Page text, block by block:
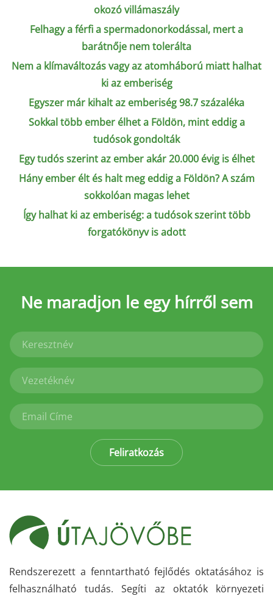
okozó villámaszály
Felhagy a férfi a spermadonorkodással, mert a
barátnője nem tolerálta
Nem a klímaváltozás vagy az atomháború miatt halhat
ki az emberiség
Egyszer már kihalt az emberiség 98.7 százaléka
Sokkal több ember élhet a Földön, mint eddig a
tudósok gondolták
Egy tudós szerint az ember akár 20.000 évig is élhet
Hány ember élt és halt meg eddig a Földön? A szám
sokkolóan magas lehet
Így halhat ki az emberiség: a tudósok szerint több
forgatókönyv is adott
Ne maradjon le egy hírről sem
Feliratkozás
Rendszerezett a fenntartható fejlődés oktatásához is
felhasználható tudás. Segíti az oktatók környezeti